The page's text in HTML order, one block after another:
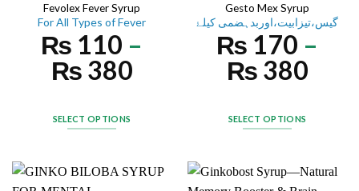
Fevolex Fever Syrup
For All Types of Fever
₨ 110 –
₨ 380
SELECT OPTIONS
Gesto Mex Syrup
گیس،تیزابیت،اوربدہضمی کیلۓ
₨ 170 –
₨ 380
SELECT OPTIONS